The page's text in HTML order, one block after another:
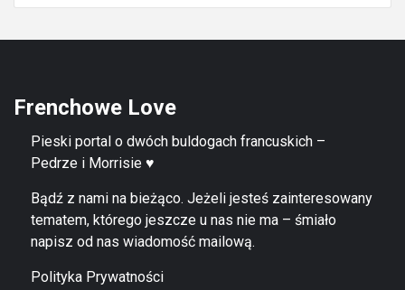
Frenchowe Love
Pieski portal o dwóch buldogach francuskich –
Pedrze i Morrisie ♥
Bądź z nami na bieżąco. Jeżeli jesteś zainteresowany
tematem, którego jeszcze u nas nie ma – śmiało
napisz od nas wiadomość mailową.
Polityka Prywatności